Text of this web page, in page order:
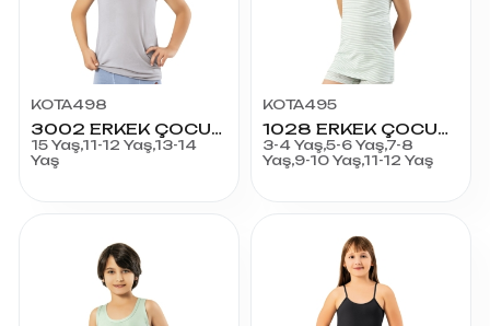
KOTA498
3002 ERKEK ÇOCUK TEENAGE LİKRALI PENYE ATLET
15 Yaş,11-12 Yaş,13-14
Yaş
KOTA495
1028 ERKEK ÇOCUK LİKRALI PENYE 2'Lİ ATLET
3-4 Yaş,5-6 Yaş,7-8
Yaş,9-10 Yaş,11-12 Yaş